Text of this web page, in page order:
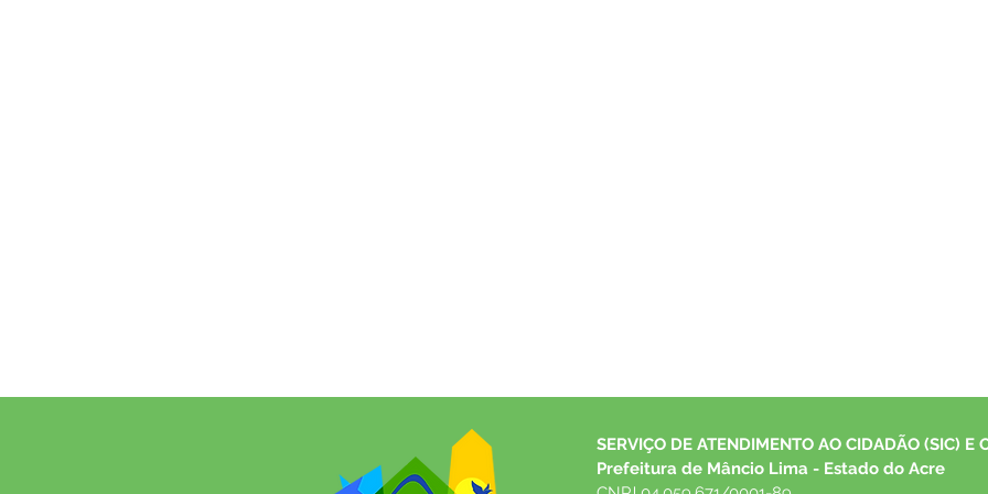
SERVIÇO DE ATENDIMENTO AO CIDADÃO (SIC) E
Prefeitura de Mâncio Lima - Estado do Acre